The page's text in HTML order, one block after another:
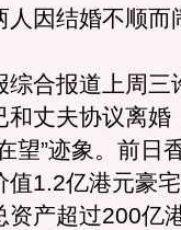
人因结婚不顺而
报道上周三
和丈夫协议离
望”迹象。前日
值1.2亿港元豪
资产超过200亿